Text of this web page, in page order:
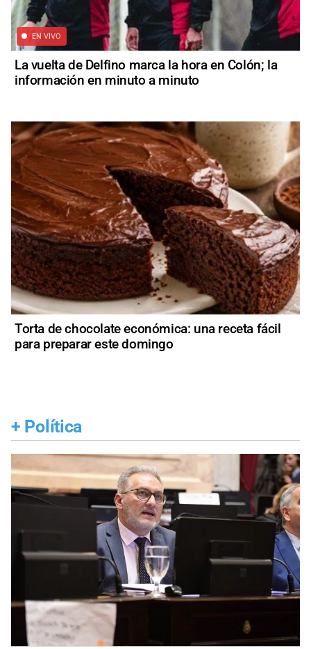
EN VIVO
La vuelta de Delfino marca la hora en Colón; la
información en minuto a minuto
Torta de chocolate económica: una receta fácil
para preparar este domingo
+ Política